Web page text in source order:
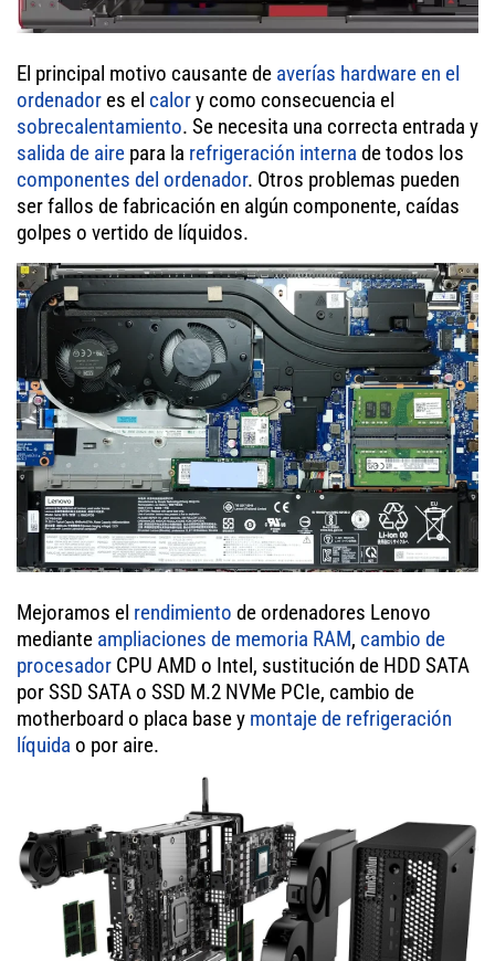
El principal motivo causante de averías hardware en el
ordenador es el calory como consecuencia el
sobrecalentamiento. Se necesita una correcta entrada y
salida de aire para la refrigeración interna de todos los
componentes del ordenador. Otros problemas pueden
ser fallos de fabricación en algún componente, caídas
golpes o vertido de líquidos.
Mejoramos el rendimiento de ordenadores Lenovo
mediante ampliaciones de memoria RAM, cambio de
procesador CPU AMD o Intel, sustitución de HDD SATA
por SSD SATA o SSD M.2 NVMe PCIe, cambio de
motherboard o placa base y montaje de refrigeración
líquida o por aire.